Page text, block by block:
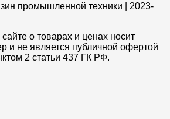
промышленной техники | 2023-
о товарах и ценах носит
и не является публичной офертой
2 статьи 437 ГК РФ.